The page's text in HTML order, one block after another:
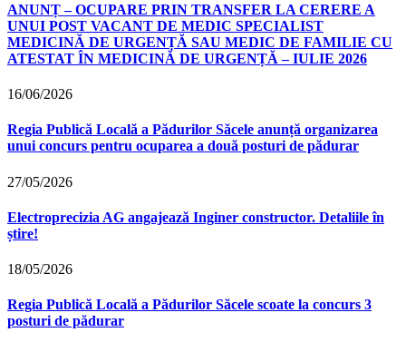
ANUNȚ – OCUPARE PRIN TRANSFER LA CERERE A
UNUI POST VACANT DE MEDIC SPECIALIST
MEDICINĂ DE URGENȚĂ SAU MEDIC DE FAMILIE CU
ATESTAT ÎN MEDICINĂ DE URGENȚĂ – IULIE 2026
16/06/2026
Regia Publică Locală a Pădurilor Săcele anunță organizarea
unui concurs pentru ocuparea a două posturi de pădurar
27/05/2026
Electroprecizia AG angajează Inginer constructor. Detaliile în
știre!
18/05/2026
Regia Publică Locală a Pădurilor Săcele scoate la concurs 3
posturi de pădurar